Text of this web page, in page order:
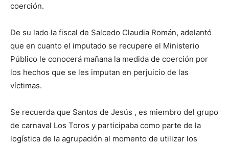
coerción.
De su lado la fiscal de Salcedo Claudia Román, adelantó
que en cuanto el imputado se recupere el Ministerio
Público le conocerá mañana la medida de coerción por
los hechos que se les imputan en perjuicio de las
víctimas.
Se recuerda que Santos de Jesús , es miembro del grupo
de carnaval Los Toros y participaba como parte de la
logística de la agrupación al momento de utilizar los